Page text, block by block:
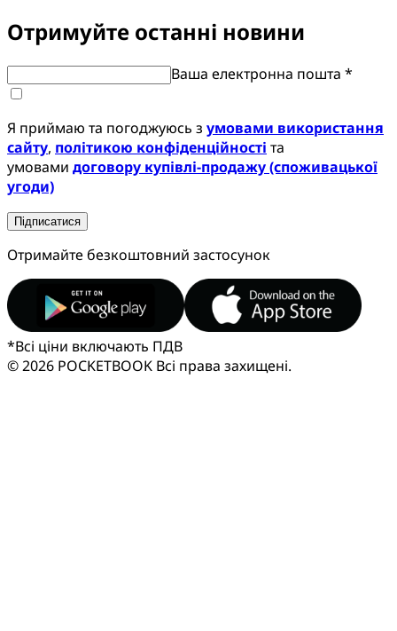
Отримуйте останні новини
Ваша електронна пошта *
Я приймаю та погоджуюсь з умовами використання
сайту, політикою конфіденційності та
умовами договору купівлі-продажу (споживацької
угоди)
Підписатися
Отримайте безкоштовний застосунок
*Всі ціни включають ПДВ
© 2026 POCKETBOOK Всі права захищені.